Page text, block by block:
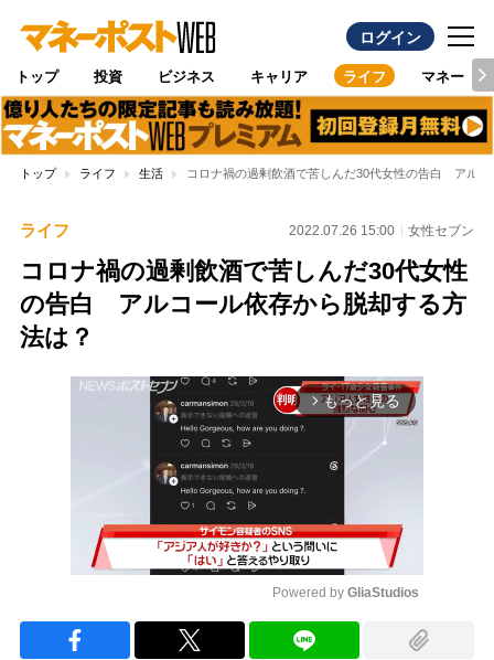
ログイン
トップ 投資 ビジネス キャリア ライフ マネー
トップ ライフ 生活 コロナ禍の過剰飲酒で苦しんだ30代女性の告白 アル
ライフ 2022.07.26 15:00 女性セブン
コロナ禍の過剰飲酒で苦しんだ30代女性
の告白 アルコール依存から脱却する方
法は？
arrow_forward_ios もっと見る
Powered by GliaStudios